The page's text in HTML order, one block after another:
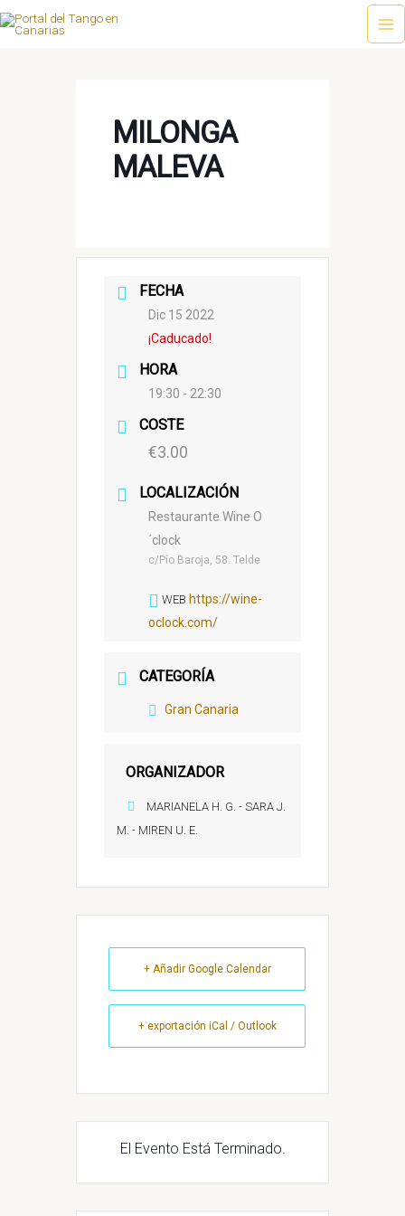
Ir
MILONGA
MALEVA
FECHA
Dic 15 2022
¡Caducado!
HORA
19:30 - 22:30
COSTE
€3.00
LOCALIZACIÓN
Restaurante Wine O
´clock
c/Pío Baroja, 58. Telde
WEB https://wine-
oclock.com/
CATEGORÍA
Gran Canaria
ORGANIZADOR
MARIANELA H. G. - SARA J.
M. - MIREN U. E.
+ Añadir Google Calendar
+ exportación iCal / Outlook
El Evento Está Terminado.